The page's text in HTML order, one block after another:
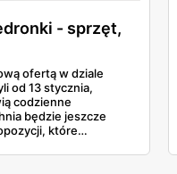
- sprzęt,
ofertą w dziale
od 13 stycznia,
codzienne
będzie jeszcze
które